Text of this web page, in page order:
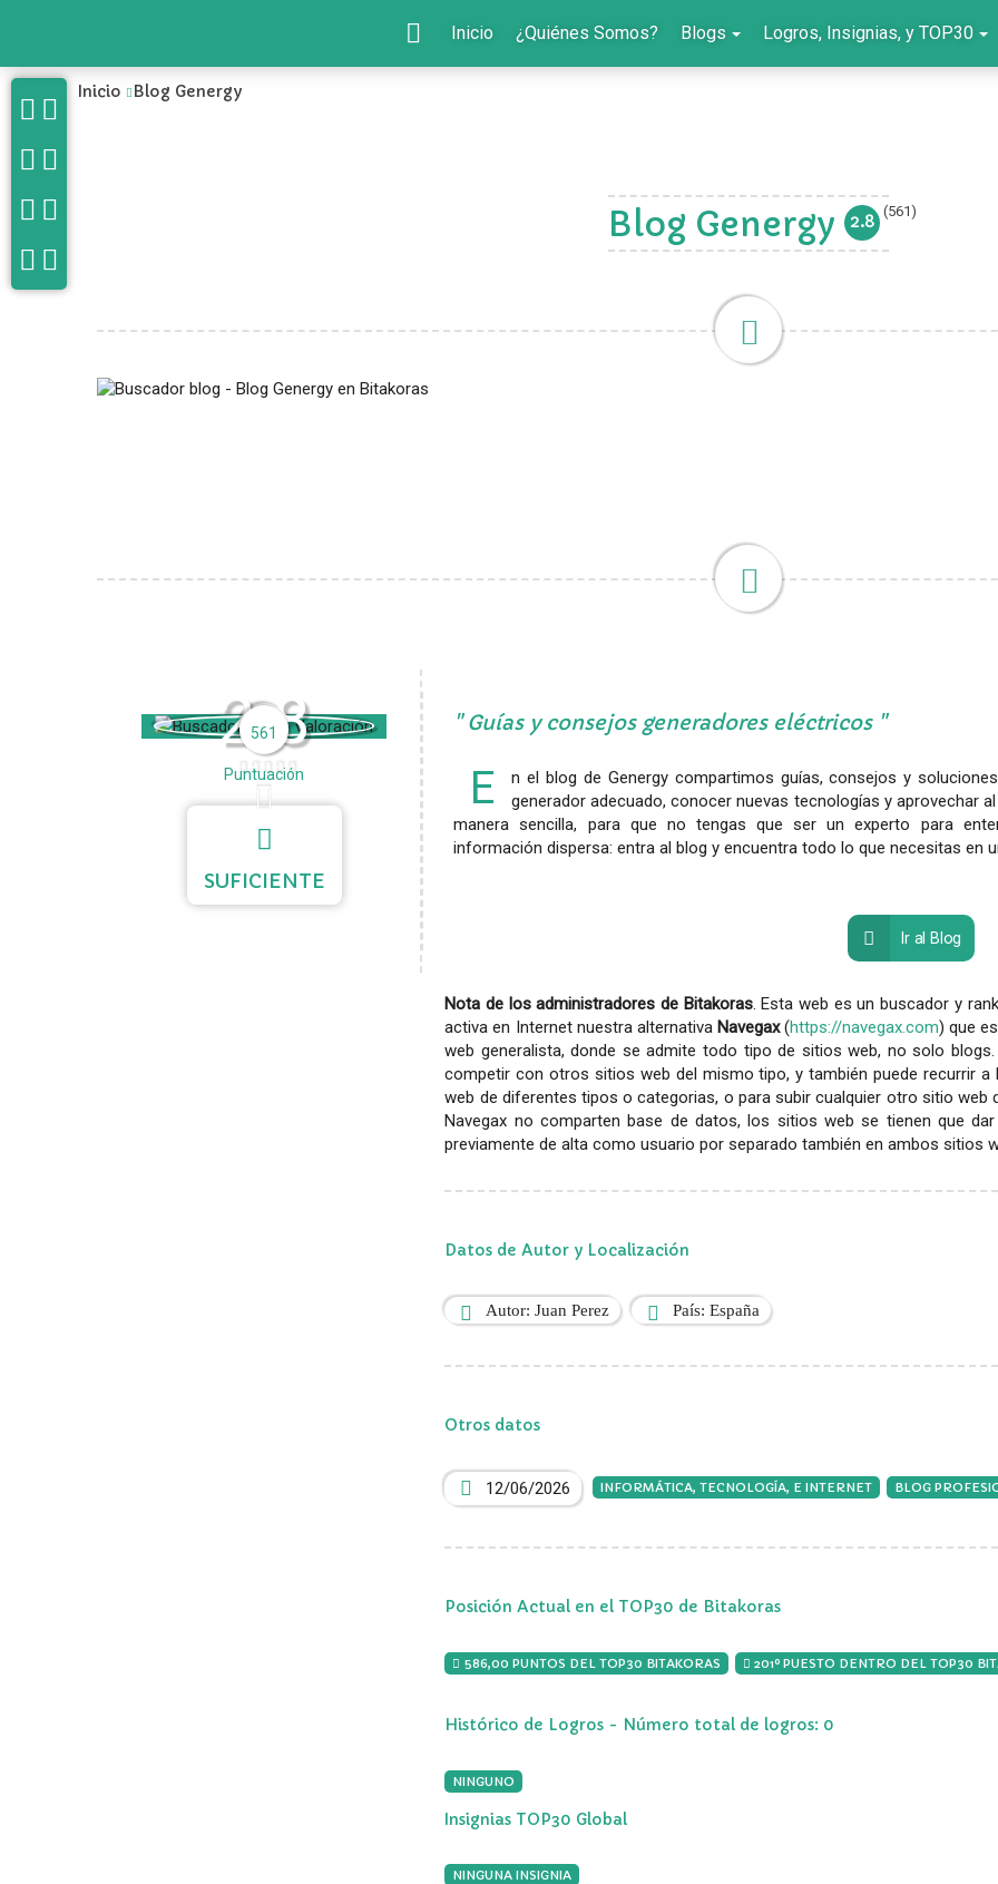
Inicio ¿Quiénes Somos? Blogs Logros, Insignias, y TOP30
Inicio Blog Genergy
Blog Genergy 2.8 (561)
2.8
561
Puntuación
SUFICIENTE
Guías y consejos generadores eléctricos
E
n el blog de Genergy compartimos guías, consejos y
generador adecuado, conocer nuevas tecnologías y aprovechar
manera sencilla, para que no tengas que ser un experto para
información dispersa: entra al blog y encuentra todo lo que necesitas en
Ir al Blog
Nota de los administradores de Bitakoras. Esta web es un buscador y
activa en Internet nuestra alternativa Navegax(https://navegax.com) que
web generalista, donde se admite todo tipo de sitios web, no solo
competir con otros sitios web del mismo tipo, y también puede recurrir
web de diferentes tipos o categorias, o para subir cualquier otro sitio web
Navegax no comparten base de datos, los sitios web se tienen que
previamente de alta como usuario por separado también en ambos sitios
Datos de Autor y Localización
Autor: Juan Perez País: España
Otros datos
12/06/2026 INFORMÁTICA, TECNOLOGÍA, E INTERNET BLOG
Posición Actual en el TOP30 de Bitakoras
586,00 PUNTOS DEL TOP30 BITAKORAS 201º PUESTO DENTRO DEL TOP30
Histórico de Logros - Número total de logros: 0
NINGUNO
Insignias TOP30 Global
NINGUNA INSIGNIA